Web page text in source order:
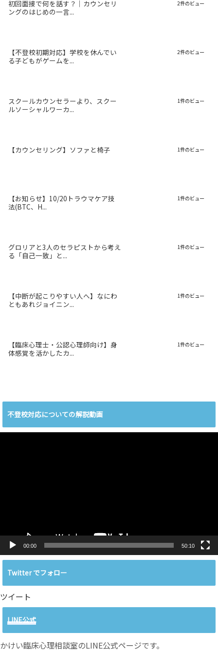
初回面接で何を話す？｜カウンセリ
ングのはじめの一言...
2件のビュー
【不登校初期対応】学校を休んでい
る子どもがゲームを...
2件のビュー
スクールカウンセラーより、スクー
ルソーシャルワーカ...
1件のビュー
【カウンセリング】ソファと椅子 1件のビュー
【お知らせ】10/20トラウマケア技
法(BTC、H...
1件のビュー
グロリアと3人のセラピストから考え
る「自己一致」と...
1件のビュー
【中断が起こりやすい人へ】なにわ
ともあれジョイニン...
1件のビュー
【臨床心理士・公認心理師向け】身
体感覚を活かしたカ...
1件のビュー
不登校対応についての解説動画
00:00 50:10
Twitter でフォロー
ツイート
LINE公式
かけい臨床心理相談室のLINE公式ページです。